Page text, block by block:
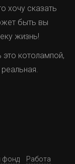
хочу сказать
быть вы
жизнь!
котолампой,
фонд
Работа